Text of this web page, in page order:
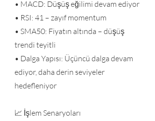
• MACD: Düşüş eğilimi devam ediyor
• RSI: 41 – zayıf momentum
• SMA50: Fiyatın altında – düşüş
trendi teyitli
• Dalga Yapısı: Üçüncü dalga devam
ediyor, daha derin seviyeler
hedefleniyor
📈 İşlem Senaryoları